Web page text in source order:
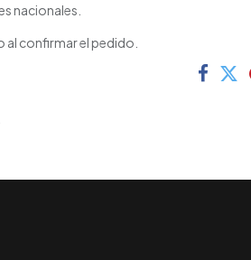
nacionales.
confirmar el pedido.